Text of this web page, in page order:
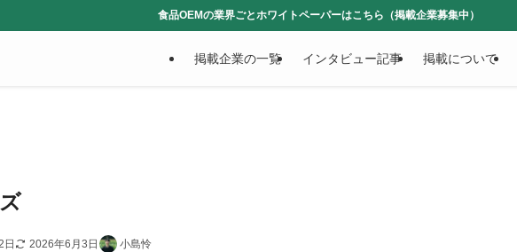
食品OEMの業界ごとホワイトペーパーはこちら（掲載企業募集中）
掲載企業の一覧 インタビュー記事 掲載について
日 2026年6月3日 小島怜